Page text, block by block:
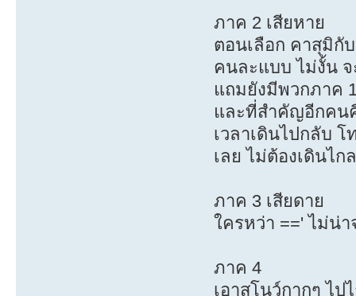
ภาค 2 เสียหาย
ตอนเลือก คาสุมิกับ
คนละแบบ ไม่งั้น
แถมยังมีพวกภาค
และที่สำคัญอีกคน
เวลาเดินไปกลับ
เลย ไม่ต้องเดินไก
ภาค 3 เสียดาย
ใครหว่า ==' ไม่น่
ภาค 4
เอาสโนว์กากๆ ไ